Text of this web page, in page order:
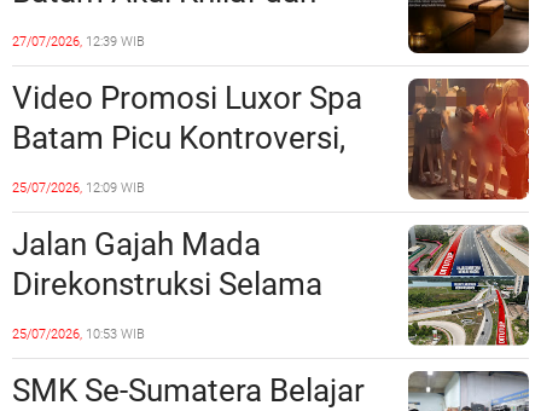
Minta Maaf, Konten
Langsung Di-Takedown
27/07/2026, 12:39 WIB
Video Promosi Luxor Spa
Batam Picu Kontroversi,
Dinilai Bermuatan Sensual
25/07/2026, 12:09 WIB
Jalan Gajah Mada
Direkonstruksi Selama
Empat Minggu, Ini Skema
Rekayasa Lalu Lintasnya
25/07/2026, 10:53 WIB
SMK Se-Sumatera Belajar